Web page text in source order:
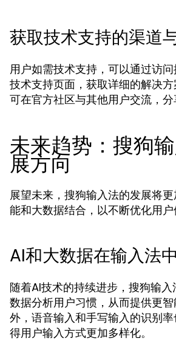
获取技术支持的渠道
用户如需技术支持，可以通过访
技术支持页面，获取详细的解决
可在官方社区与其他用户交流，分
未来趋势：搜狗
展方向
展望未来，搜狗输入法的发展将
能和大数据结合，以不断优化用户
AI和大数据在输入法
随着AI技术的持续进步，搜狗输
数据分析用户习惯，从而提供更
外，语音输入和手写输入的识别
得用户输入方式更加多样化。